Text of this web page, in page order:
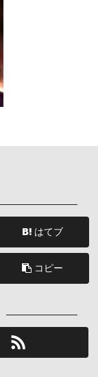
はてブ
コピー